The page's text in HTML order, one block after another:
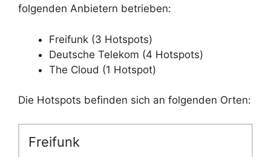
folgenden Anbietern betrieben:
Freifunk (3 Hotspots)
Deutsche Telekom (4 Hotspots)
The Cloud (1 Hotspot)
Die Hotspots befinden sich an folgenden Orten:
Freifunk